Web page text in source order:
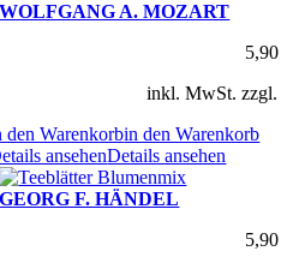
WOLFGANG A. MOZART
5,90
inkl. MwSt. zzgl.
den Warenkorbin den Warenkorb
ansehenDetails ansehen
GEORG F. HÄNDEL
5,90